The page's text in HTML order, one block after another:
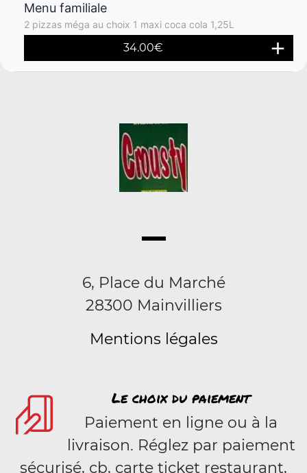
Menu familiale
2 pizzas méga au choix 1 maxi coca cola 1,25L
34.00€
6, Place du Marché
28300 Mainvilliers
Mentions légales
Le choix du paiement
Paiement en ligne ou à la
livraison. Réglez par paiement
sécurisé, cb, carte ticket restaurant,